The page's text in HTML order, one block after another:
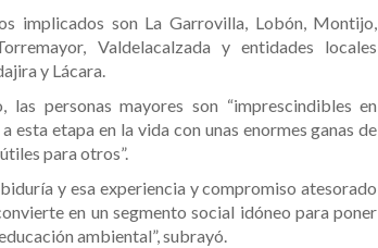
implicados son La Garrovilla, Lobón, Montijo,
Valdelacalzada y entidades locales
y Lácara.
las personas mayores son “imprescindibles en
esta etapa en la vida con unas enormes ganas de
para otros”.
y esa experiencia y compromiso atesorado
en un segmento social idóneo para poner
ambiental”, subrayó.